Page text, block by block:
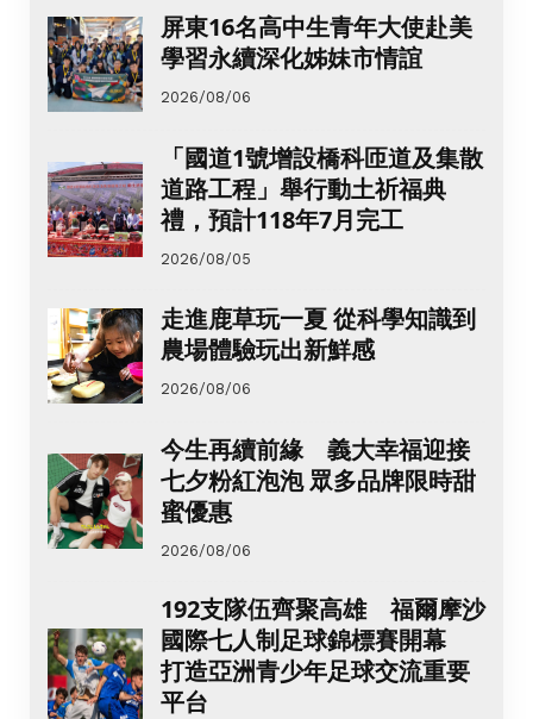
屏東16名高中生青年大使赴美
學習永續深化姊妹市情誼
2026/08/06
「國道1號增設橋科匝道及集散
道路工程」舉行動土祈福典
禮，預計118年7月完工
2026/08/05
走進鹿草玩一夏 從科學知識到
農場體驗玩出新鮮感
2026/08/06
今生再續前緣 義大幸福迎接
七夕粉紅泡泡 眾多品牌限時甜
蜜優惠
2026/08/06
192支隊伍齊聚高雄 福爾摩沙
國際七人制足球錦標賽開幕
打造亞洲青少年足球交流重要
平台